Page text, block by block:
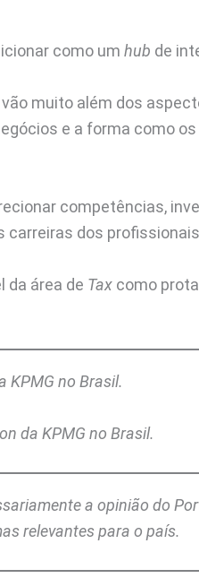
como um hub de
muito além dos
e a forma como
competências,
carreiras dos
da área de Tax como
KPMG no Brasil.
da KPMG no Brasil.
a opinião do
relevantes para o país.